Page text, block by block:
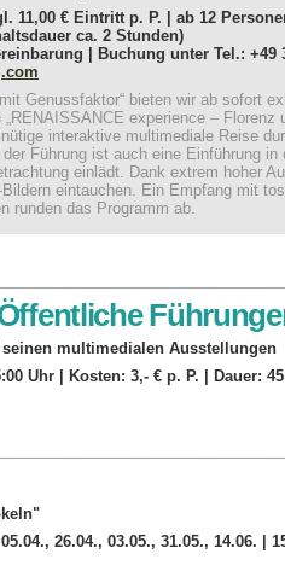
11,00 € Eintritt p. P. | ab 12
ca. 2 Stunden)
| Buchung unter Tel.: +49
Genussfaktor“ bieten wir ab sofort
experience – Florenz
interaktive multimediale Reise
Führung ist auch eine Einführung
einlädt. Dank extrem hoher
eintauchen. Ein Empfang mit
runden das Programm ab.
multimedialen Ausstellungen
Uhr | Kosten: 3,- € p. P. | Dauer:
26.04., 03.05., 31.05., 14.06. |